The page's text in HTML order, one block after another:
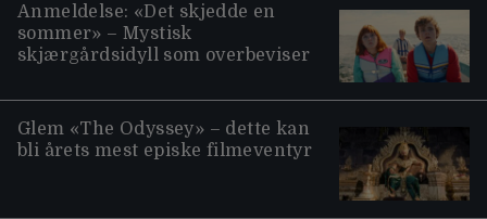
Anmeldelse: «Det skjedde en
sommer» – Mystisk
skjærgårdsidyll som overbeviser
Glem «The Odyssey» – dette kan
bli årets mest episke filmeventyr